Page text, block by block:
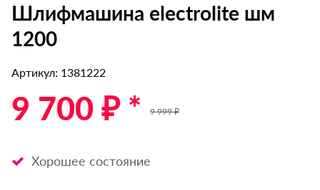
Шлифмашина electrolite шм
1200
Артикул: 1381222
9 700 ₽ * 9 999 ₽
Хорошее состояние